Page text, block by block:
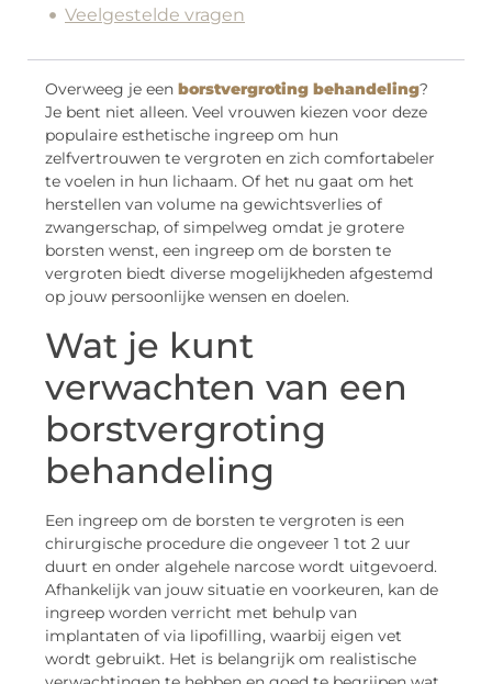
Veelgestelde vragen
Overweeg je een borstvergroting behandeling?
Je bent niet alleen. Veel vrouwen kiezen voor deze
populaire esthetische ingreep om hun
zelfvertrouwen te vergroten en zich comfortabeler
te voelen in hun lichaam. Of het nu gaat om het
herstellen van volume na gewichtsverlies of
zwangerschap, of simpelweg omdat je grotere
borsten wenst, een ingreep om de borsten te
vergroten biedt diverse mogelijkheden afgestemd
op jouw persoonlijke wensen en doelen.
Wat je kunt
verwachten van een
borstvergroting
behandeling
Een ingreep om de borsten te vergroten is een
chirurgische procedure die ongeveer 1 tot 2 uur
duurt en onder algehele narcose wordt uitgevoerd.
Afhankelijk van jouw situatie en voorkeuren, kan de
ingreep worden verricht met behulp van
implantaten of via lipofilling, waarbij eigen vet
wordt gebruikt. Het is belangrijk om realistische